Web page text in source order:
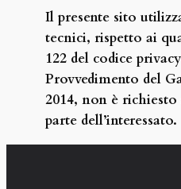
Il presente sito
tecnici, rispetto ai
122 del codice
Provvedimento del
2014, non è richiesto
parte dell’interessato.